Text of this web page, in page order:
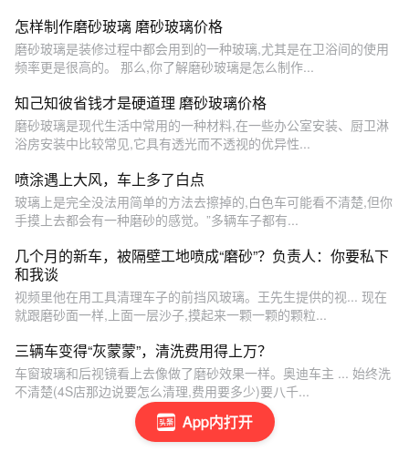
App内打开
怎样制作磨砂玻璃 磨砂玻璃价格
磨砂玻璃是装修过程中都会用到的一种玻璃,尤其是在卫浴间的使用
频率更是很高的。 那么,你了解磨砂玻璃是怎么制作...
知己知彼省钱才是硬道理 磨砂玻璃价格
磨砂玻璃是现代生活中常用的一种材料,在一些办公室安装、厨卫淋
浴房安装中比较常见,它具有透光而不透视的优异性...
喷涂遇上大风，车上多了白点
玻璃上是完全没法用简单的方法去擦掉的,白色车可能看不清楚,但你
手摸上去都会有一种磨砂的感觉。”多辆车子都有...
几个月的新车，被隔壁工地喷成“磨砂”？负责人：你要私下
和我谈
视频里他在用工具清理车子的前挡风玻璃。王先生提供的视... 现在
就跟磨砂面一样,上面一层沙子,摸起来一颗一颗的颗粒...
三辆车变得“灰蒙蒙”，清洗费用得上万？
车窗玻璃和后视镜看上去像做了磨砂效果一样。奥迪车主 ... 始终洗
不清楚(4S店那边说要怎么清理,费用要多少)要八千...